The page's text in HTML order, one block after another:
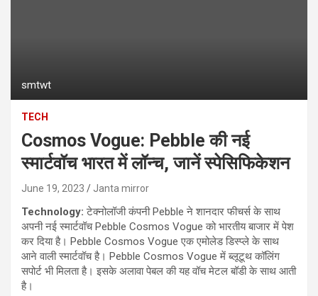
smtwt
TECH
Cosmos Vogue: Pebble की नई
स्मार्टवॉच भारत में लॉन्च, जानें स्पेसिफिकेशन
June 19, 2023 Janta mirror
Technology: टेक्‍नोलॉजी कंपनी Pebble ने शानदार फीचर्स के साथ
अपनी नई स्मार्टवॉच Pebble Cosmos Vogue को भारतीय बाजार में पेश
कर दिया है। Pebble Cosmos Vogue एक एमोलेड डिस्प्ले के साथ
आने वाली स्मार्टवॉच है। Pebble Cosmos Vogue में ब्लूटूथ कॉलिंग
सपोर्ट भी मिलता है। इसके अलावा पेबल की यह वॉच मेटल बॉडी के साथ आती
है।